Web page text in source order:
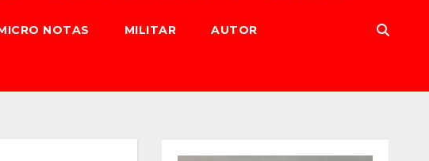
NOTAS MILITAR AUTOR